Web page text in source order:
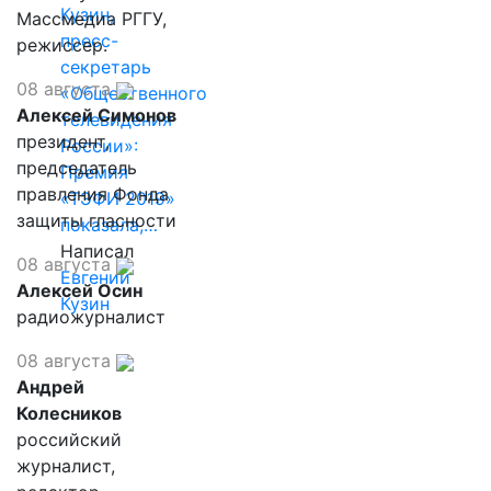
Кузин,
пресс-
секретарь
«Общественного
телевидения
России»:
Премия
«ТЭФИ 2019»
показала,…
Написал
Евгений
Кузин
Массмедиа РГГУ,
режиссер.
08 августа
Алексей Симонов
президент,
председатель
правления Фонда
защиты гласности
08 августа
Алексей Осин
радиожурналист
08 августа
Андрей
Колесников
российский
журналист,